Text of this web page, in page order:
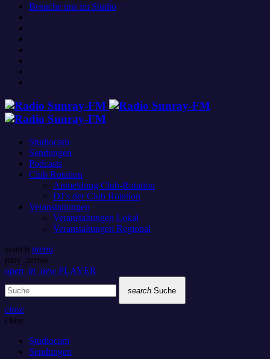
Besuche uns im Studio
Studiocam
Sendungen
Podcasts
Club Rotation
Anmeldung Club-Rotation
DJ’s der Club Rotation
Veranstaltungen
Veranstaltungen Lokal
Veranstaltungen Regional
search menu
play_arrow
open_in_new PLAYER
search Suche
close
close
Studiocam
Sendungen